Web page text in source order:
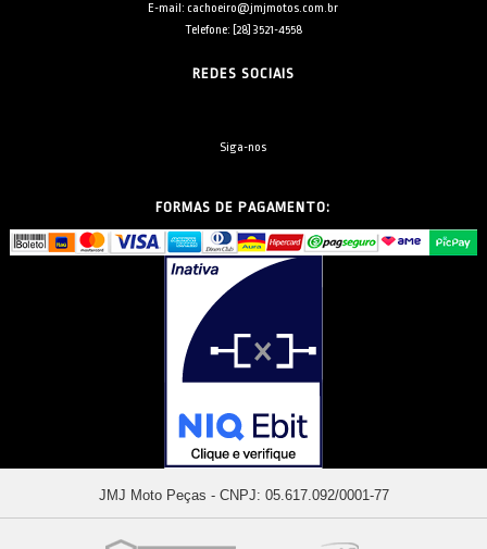
E-mail: cachoeiro@jmjmotos.com.br
Telefone: [28] 3521-4558
REDES SOCIAIS
Siga-nos
FORMAS DE PAGAMENTO:
JMJ Moto Peças - CNPJ: 05.617.092/0001-77